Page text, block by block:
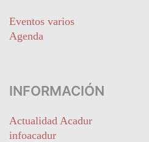
Eventos varios
Agenda
INFORMACIÓN
Actualidad Acadur
infoacadur